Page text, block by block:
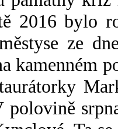
2016 bylo
ze
kamenném